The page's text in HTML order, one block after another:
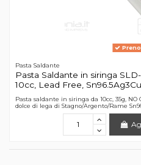
Pasta Saldante
Pasta Saldante in siringa
10cc, Lead Free,
Pasta saldante in siringa da 10cc, 35g, NO
dolce di lega di Stagno/Argento/Rame